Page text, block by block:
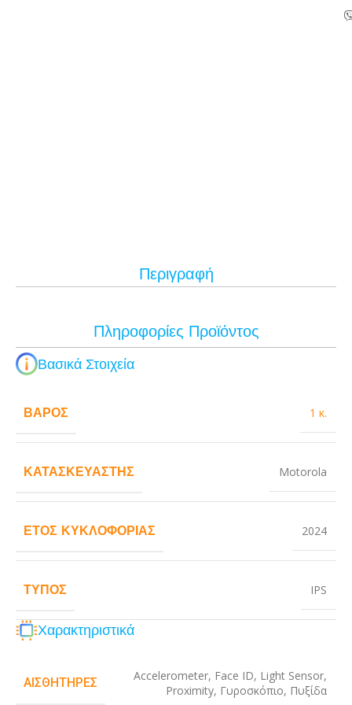
Περιγραφή
Πληροφορίες Προϊόντος
Βασικά Στοιχεία
ΒΆΡΟΣ 1 κ.
ΚΑΤΑΣΚΕΥΑΣΤΉΣ Motorola
ΈΤΟΣ ΚΥΚΛΟΦΟΡΊΑΣ 2024
ΤΎΠΟΣ IPS
Χαρακτηριστικά
ΑΙΣΘΗΤΉΡΕΣ Accelerometer, Face ID, Light Sensor,
Proximity, Γυροσκόπιο, Πυξίδα